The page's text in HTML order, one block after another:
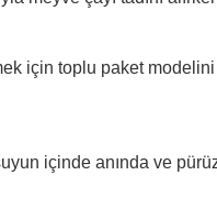
için toplu paket
içinde anında ve